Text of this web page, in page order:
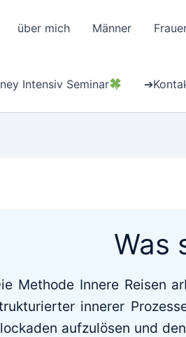
über mich Männer
Intensiv Seminar
Was
Methode Innere Reisen
innerer
aufzulösen und